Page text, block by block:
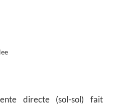
directe (sol-sol) fait